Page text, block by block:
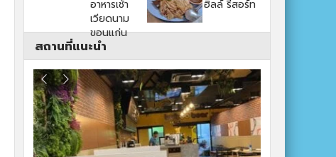
สถานที่แนะนำ
ปาร์ควิวรีส